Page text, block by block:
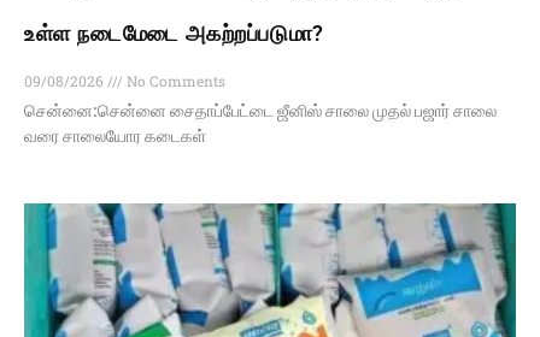
உள்ள நடைமேடை அகற்றப்படுமா?
09/08/2026
No Comments
சென்னை:சென்னை சைதாப்பேட்டை ஜீனிஸ் சாலை முதல் பஜார் சாலை
வரை சாலையோர கடைகள்